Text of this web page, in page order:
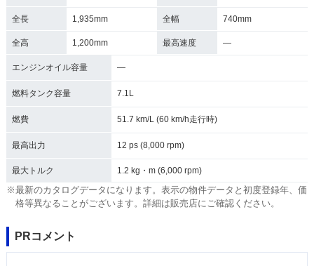
全長 1,935mm 全幅 740mm
全高 1,200mm 最高速度 ―
エンジンオイル容量 ―
燃料タンク容量 7.1L
燃費 51.7 km/L (60 km/h走行時)
最高出力 12 ps (8,000 rpm)
最大トルク 1.2 kg・m (6,000 rpm)
※最新のカタログデータになります。表示の物件データと初度登録年、価
格等異なることがございます。詳細は販売店にご確認ください。
PRコメント